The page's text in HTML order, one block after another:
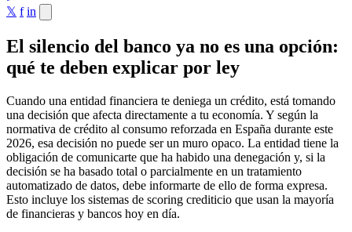
𝕏 f in
El silencio del banco ya no es una opción:
qué te deben explicar por ley
Cuando una entidad financiera te deniega un crédito, está tomando
una decisión que afecta directamente a tu economía. Y según la
normativa de crédito al consumo reforzada en España durante este
2026, esa decisión no puede ser un muro opaco. La entidad tiene la
obligación de comunicarte que ha habido una denegación y, si la
decisión se ha basado total o parcialmente en un tratamiento
automatizado de datos, debe informarte de ello de forma expresa.
Esto incluye los sistemas de scoring crediticio que usan la mayoría
de financieras y bancos hoy en día.